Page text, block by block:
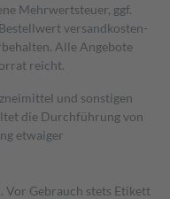
Mehrwertsteuer, ggf.
versand­kosten­
Alle Angebote
reicht.
und sonstigen
die Durchführung von
etwaiger
Vor Gebrauch stets Etikett